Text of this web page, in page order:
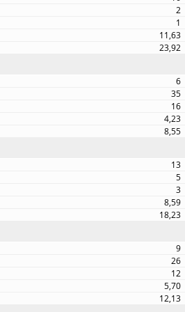
2
1
11,63
23,92
6
35
16
4,23
8,55
13
5
3
8,59
18,23
9
26
12
5,70
12,13